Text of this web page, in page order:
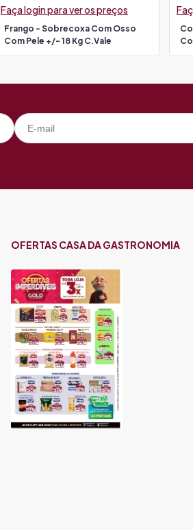
Frango - Sobrecoxa Com Osso
Com Pele +/- 18 Kg C.vale
Faça login para ver os preços
OFERTAS CASA DA GASTRONOMIA